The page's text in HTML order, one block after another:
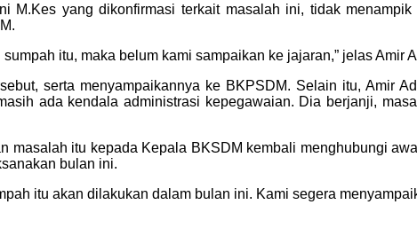
M.Kes yang dikonfirmasi terkait masalah ini, tidak
itu, maka belum kami sampaikan ke jajaran,” jelas Amir
serta menyampaikannya ke BKPSDM. Selain itu, Amir
ada kendala administrasi kepegawaian. Dia berjanji,
masalah itu kepada Kepala BKSDM kembali menghubungi
bulan ini.
itu akan dilakukan dalam bulan ini. Kami segera